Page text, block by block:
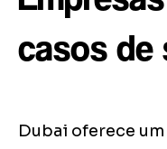
casos de
Dubai oferece